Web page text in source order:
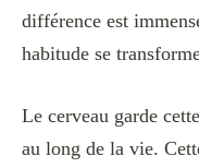
différence est
habitude se
Le cerveau garde
au long de la vie.